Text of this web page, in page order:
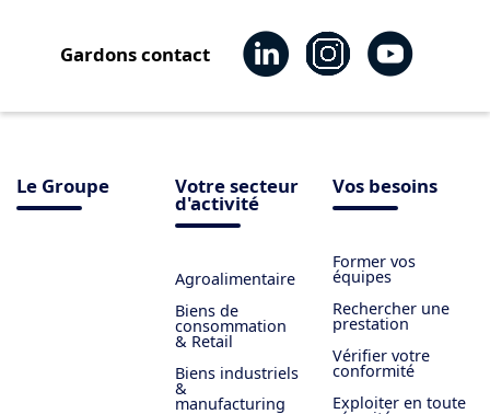
Gardons contact
Le Groupe Votre secteur
d'activité
Agroalimentaire
Biens de
consommation
& Retail
Biens industriels
&
manufacturing
Vos besoins
Former vos
équipes
Rechercher une
prestation
Vérifier votre
conformité
Exploiter en toute